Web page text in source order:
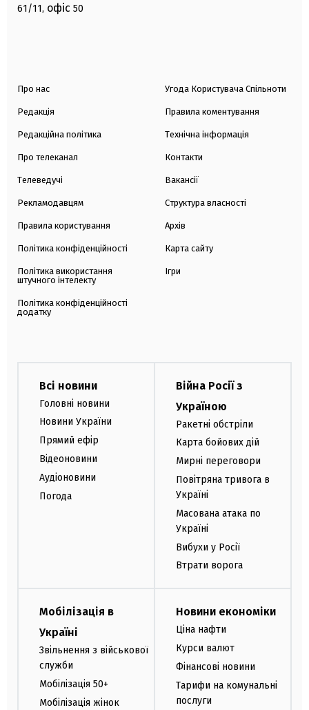
61/11, офіс 50
Про нас
Редакція
Редакційна політика
Про телеканал
Телеведучі
Рекламодавцям
Правила користування
Політика конфіденційності
Політика використання
штучного інтелекту
Політика конфіденційності
додатку
Угода Користувача Спільноти
Правила коментування
Технічна інформація
Контакти
Вакансії
Структура власності
Архів
Карта сайту
Ігри
Всі новини
Головні новини
Новини України
Прямий ефір
Відеоновини
Аудіоновини
Погода
Війна Росії з
Україною
Ракетні обстріли
Карта бойових дій
Мирні переговори
Повітряна тривога в
Україні
Масована атака по
Україні
Вибухи у Росії
Втрати ворога
Мобілізація в
Україні
Звільнення з військової
служби
Мобілізація 50+
Мобілізація жінок
Новини економіки
Ціна нафти
Курси валют
Фінансові новини
Тарифи на комунальні
послуги